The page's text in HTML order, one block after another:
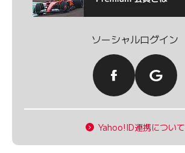
ソーシャルログイン
Yahoo!ID連携について